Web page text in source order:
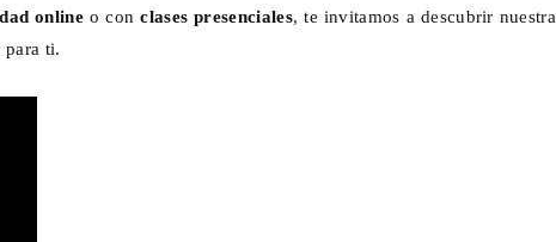
online o conclases presenciales, te invitamos a descubrir nuestra
para ti.